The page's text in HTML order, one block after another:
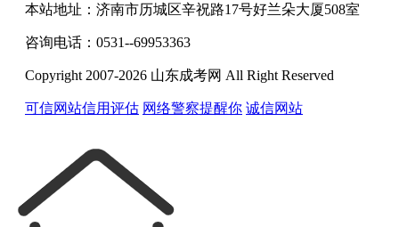
本站地址：济南市历城区辛祝路17号好兰朵大厦508室
咨询电话：0531--69953363
Copyright 2007-2026 山东成考网 All Right Reserved
可信网站信用评估 网络警察提醒你 诚信网站